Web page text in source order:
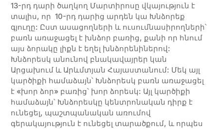
13-րդ դարի ծաղկող Մարտիրոսը վկայություն է
տալիս, որ 10-րդ դարից արդեն կա Խնձորեք
գյուղը: Ըստ ասացողների և ուսումնասիրողների՝
բառն առաջացել է խնձոր բառից, քանի որ հնում
այս ձորակը լիքն է եղել խնձորենիներով:
Խնձորեսկ անունով բնակավայրեր կան
Արցախում և Արևմտյան Հայաստանում: Մեկ այլ
կարծիքի համաձայն՝ Խնձորեսկ բառն առաջացել
է «խոր ձոր» բառից՝ խոր ձորեսկ: Այլ կարծիքի
համաձայն՝ Խնձորեսկը կենտրոնական դիրք է
ունեցել, պաշտպանական առումով
գերակայություն է ունեցել տարածքում, և որպես